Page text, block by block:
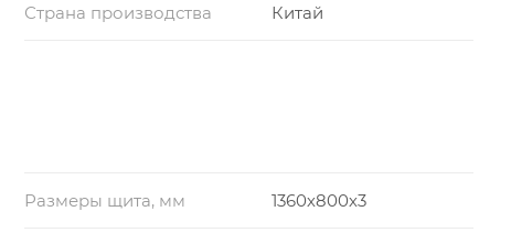
Страна производства Китай
Размеры щита, мм 1360х800х3